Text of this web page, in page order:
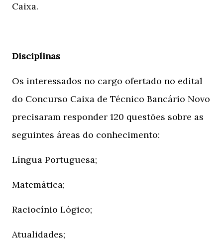
Caixa.
Disciplinas
Os interessados no cargo ofertado no edital
do Concurso Caixa de Técnico Bancário Novo
precisaram responder 120 questões sobre as
seguintes áreas do conhecimento:
Língua Portuguesa;
Matemática;
Raciocínio Lógico;
Atualidades;